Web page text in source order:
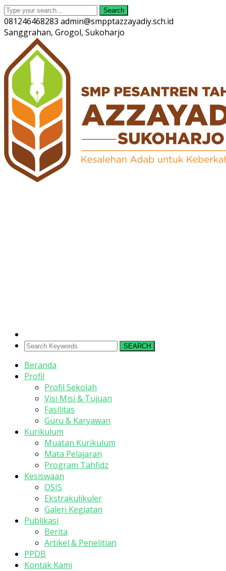
Search
081246468283 admin@smpptazzayadiy.sch.id
Sanggrahan, Grogol, Sukoharjo
Twitter
Profile
Facebook
Profile
Instagram
Profile
Youtube
Profile
SEARCH
Beranda
Profil
Profil Sekolah
Visi Misi & Tujuan
Fasilitas
Guru & Karyawan
Kurikulum
Muatan Kurikulum
Mata Pelajaran
Program Tahfidz
Kesiswaan
OSIS
Ekstrakulikuler
Galeri Kegiatan
Publikasi
Berita
Artikel & Penelitian
PPDB
Kontak Kami